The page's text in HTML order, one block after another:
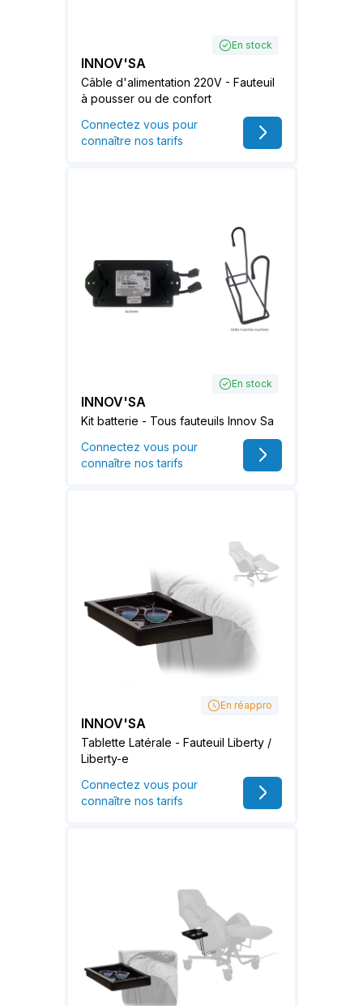
En stock
INNOV'SA
Câble d'alimentation 220V - Fauteuil
à pousser ou de confort
Connectez vous pour
connaître nos tarifs
En stock
INNOV'SA
Kit batterie - Tous fauteuils Innov Sa
Connectez vous pour
connaître nos tarifs
En réappro
INNOV'SA
Tablette Latérale - Fauteuil Liberty /
Liberty-e
Connectez vous pour
connaître nos tarifs